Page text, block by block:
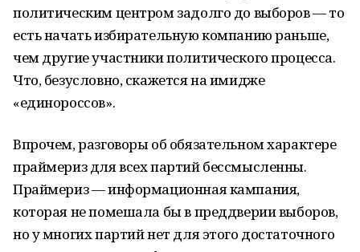
политическим центром задолго до выборов — то
есть начать избирательную компанию раньше,
чем другие участники политического процесса.
Что, безусловно, скажется на имидже
«единороссов».
Впрочем, разговоры об обязательном характере
праймериз для всех партий бессмысленны.
Праймериз — информационная кампания,
которая не помешала бы в преддверии выборов,
но у многих партий нет для этого достаточного